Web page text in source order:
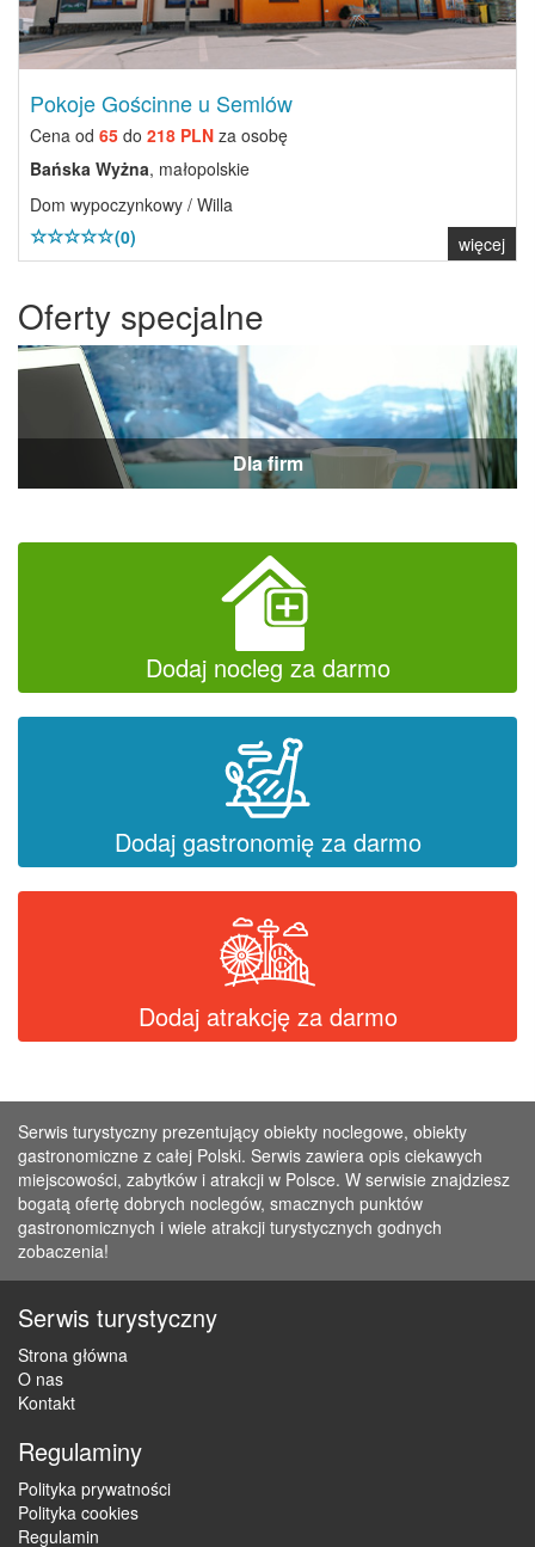
Pokoje Gościnne u Semlów
Cena od 65 do 218 PLN za osobę
Bańska Wyżna, małopolskie
Dom wypoczynkowy / Willa
(0)
więcej
Oferty specjalne
Dla firm
Dodaj nocleg za darmo
Dodaj gastronomię za darmo
Dodaj atrakcję za darmo
Serwis turystyczny prezentujący obiekty noclegowe, obiekty
gastronomiczne z całej Polski. Serwis zawiera opis ciekawych
miejscowości, zabytków i atrakcji w Polsce. W serwisie znajdziesz
bogatą ofertę dobrych noclegów, smacznych punktów
gastronomicznych i wiele atrakcji turystycznych godnych
zobaczenia!
Serwis turystyczny
Strona główna
O nas
Kontakt
Regulaminy
Polityka prywatności
Polityka cookies
Regulamin